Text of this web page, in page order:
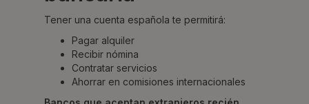
Tener una cuenta española te permitirá:
Pagar alquiler
Recibir nómina
Contratar servicios
Ahorrar en comisiones internacionales